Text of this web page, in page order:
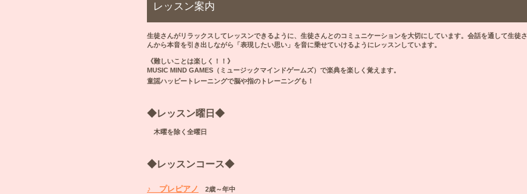
レッスン案内
生徒さんがリラックスしてレッスンできるように、生徒さんとのコミュニケーションを大切にしています。会話を通して生徒さ
んから本音を引き出しながら「表現したい思い」を音に乗せていけるようにレッスンしています。
《難しいことは楽しく！！》
MUSIC MIND GAMES（ミュージックマインドゲームズ）で楽典を楽しく覚えます。
童謡ハッピートレーニングで脳や指のトレーニングも！
◆レッスン曜日◆
木曜を除く全曜日
◆レッスンコース◆
♪ プレピアノ 2歳～年中